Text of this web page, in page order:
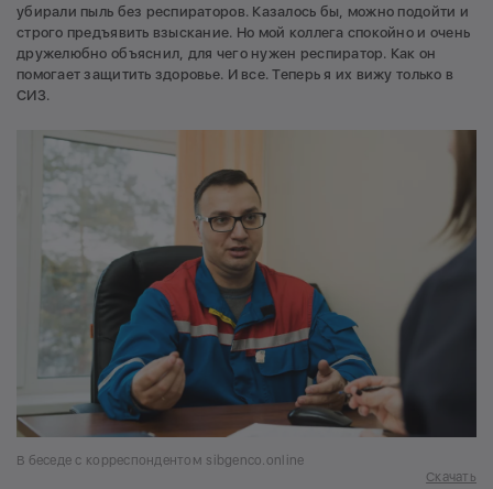
убирали пыль без респираторов. Казалось бы, можно подойти и
строго предъявить взыскание. Но мой коллега спокойно и очень
дружелюбно объяснил, для чего нужен респиратор. Как он
помогает защитить здоровье. И все. Теперь я их вижу только в
СИЗ.
В беседе с корреспондентом sibgenco.online
Скачать